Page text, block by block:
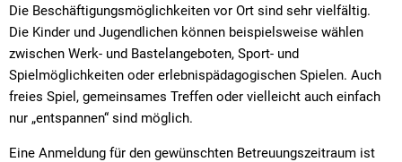
Die Beschäftigungsmöglichkeiten vor Ort sind sehr vielfältig.
Die Kinder und Jugendlichen können beispielsweise wählen
zwischen Werk- und Bastelangeboten, Sport- und
Spielmöglichkeiten oder erlebnispädagogischen Spielen. Auch
freies Spiel, gemeinsames Treffen oder vielleicht auch einfach
nur „entspannen“ sind möglich.
Eine Anmeldung für den gewünschten Betreuungszeitraum ist